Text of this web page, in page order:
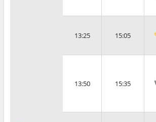
13:25 15:05
13:50 15:35